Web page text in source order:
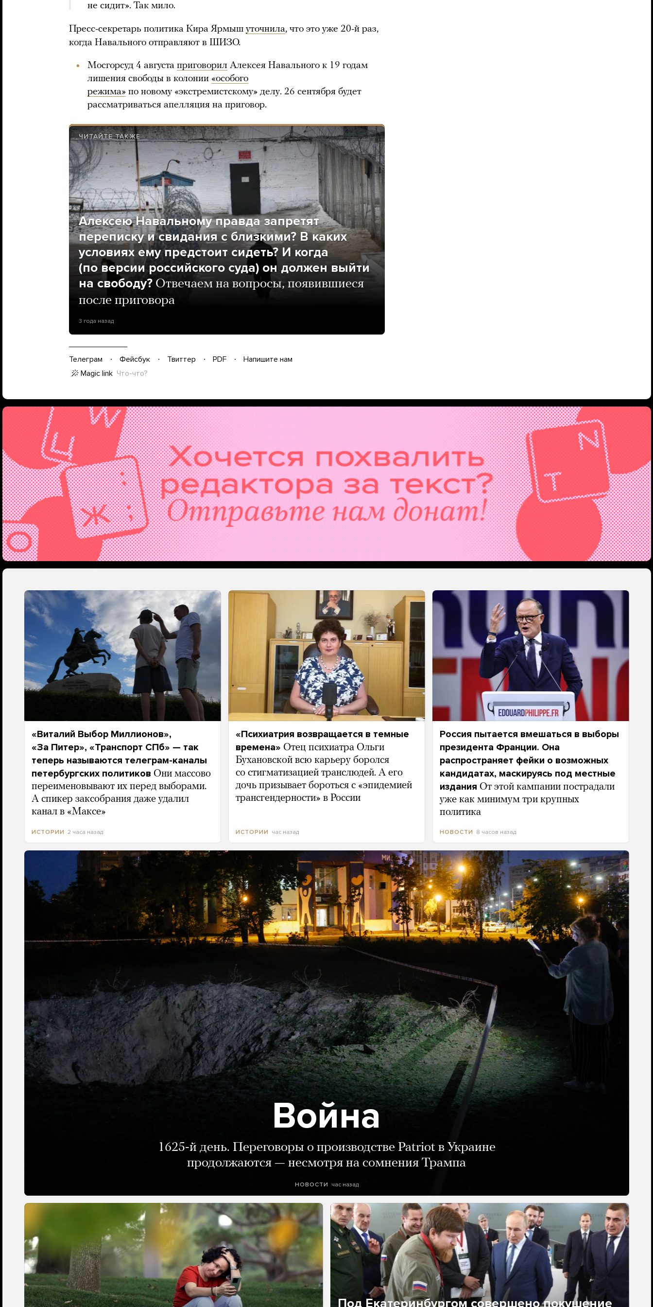
не сидит». Так мило.
Пресс-секретарь политика Кира Ярмыш уточнила, что это уже 20-й раз,
когда Навального отправляют в ШИЗО.
Мосгорсуд 4 августа приговорил Алексея Навального к 19 годам
лишения свободы в колонии «особого
режима» по новому «экстремистскому» делу. 26 сентября будет
рассматриваться апелляция на приговор.
ЧИТАЙТЕ ТАКЖЕ
Алексею Навальному правда запретят
переписку и свидания с близкими? В каких
условиях ему предстоит сидеть? И когда
(по версии российского суда) он должен выйти
на свободу? Отвечаем на вопросы, появившиеся
после приговора
3 года назад
Телеграм Фейсбук Твиттер PDF
Напишите нам
Magic link Что-что?
«Виталий Выбор Миллионов»,
«За Питер», «Транспорт СПб» — так
теперь называются телеграм-каналы
петербургских политиков Они массово
переименовывают их перед выборами.
А спикер заксобрания даже удалил
канал в «Максе»
ИСТОРИИ 2 часа назад
«Психиатрия возвращается в темные
времена» Отец психиатра Ольги
Бухановской всю карьеру боролся
со стигматизацией транслюдей. А его
дочь призывает бороться с «эпидемией
трансгендерности» в России
ИСТОРИИ час назад
Россия пытается вмешаться в выборы
президента Франции. Она
распространяет фейки о возможных
кандидатах, маскируясь под местные
издания От этой кампании пострадали
уже как минимум три крупных
политика
НОВОСТИ 8 часов назад
Война
1625-й день. Переговоры о производстве Patriot в Украине
продолжаются — несмотря на сомнения Трампа
НОВОСТИ час назад
Под Екатеринбургом совершено покушение